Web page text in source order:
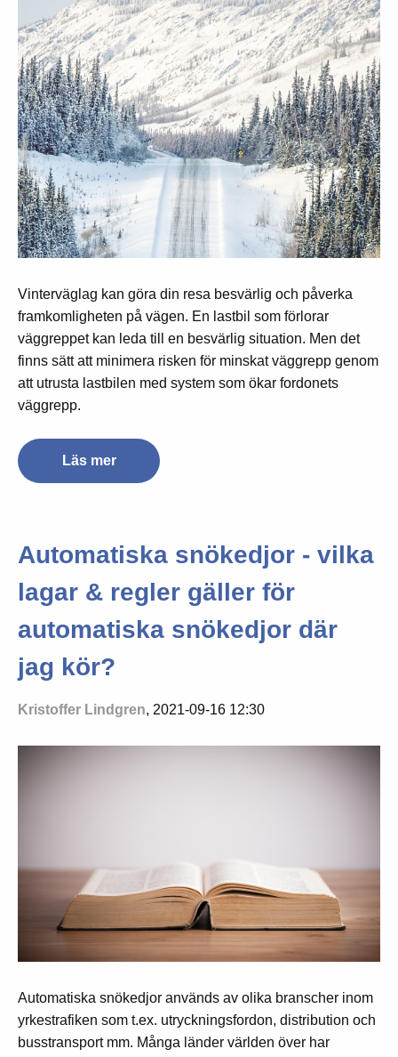
Vinterväglag kan göra din resa besvärlig och påverka
framkomligheten på vägen. En lastbil som förlorar
väggreppet kan leda till en besvärlig situation. Men det
finns sätt att minimera risken för minskat väggrepp genom
att utrusta lastbilen med system som ökar fordonets
väggrepp.
Läs mer
Automatiska snökedjor - vilka
lagar & regler gäller för
automatiska snökedjor där
jag kör?
Kristoffer Lindgren, 2021-09-16 12:30
Automatiska snökedjor används av olika branscher inom
yrkestrafiken som t.ex. utryckningsfordon, distribution och
busstransport mm. Många länder världen över har